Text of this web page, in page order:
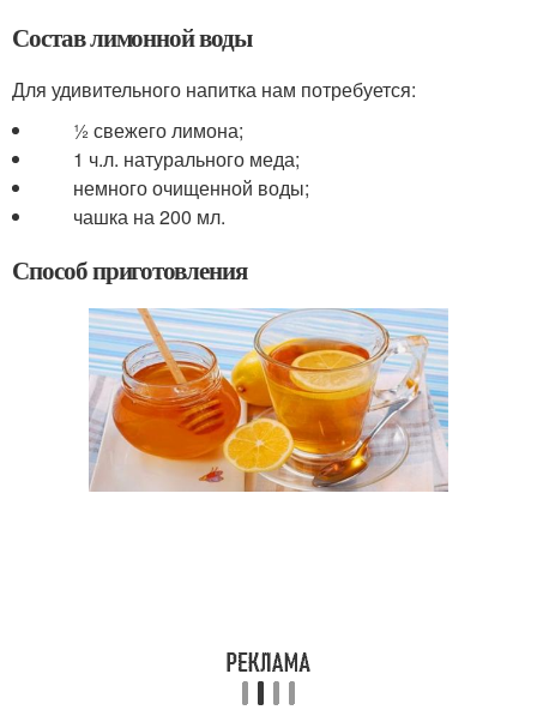
Состав лимонной воды
Для удивительного напитка нам потребуется:
½ свежего лимона;
1 ч.л. натурального меда;
немного очищенной воды;
чашка на 200 мл.
Способ приготовления